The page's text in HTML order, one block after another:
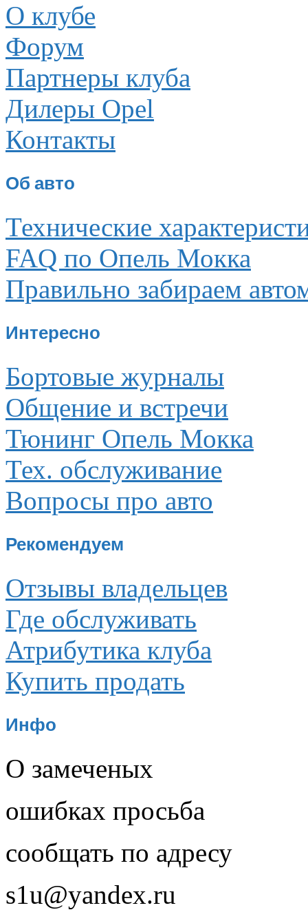
О клубе
Форум
Партнеры клуба
Дилеры Opel
Контакты
Об авто
Технические
FAQ по Опель Мокка
Правильно забираем
Интересно
Бортовые журналы
Общение и встречи
Тюнинг Опель Мокка
Тех. обслуживание
Вопросы про авто
Рекомендуем
Отзывы владельцев
Где обслуживать
Атрибутика клуба
Купить продать
Инфо
О замеченых
ошибках просьба
сообщать по адресу
s1u@yandex.ru